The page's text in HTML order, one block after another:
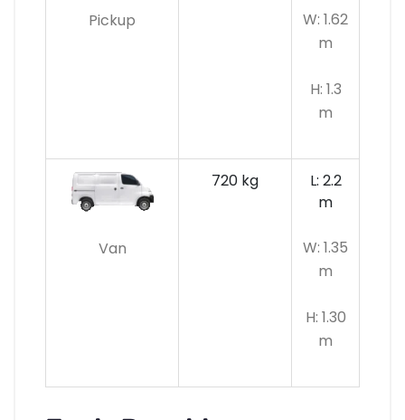
Pickup
W: 1.62
m
H: 1.3
m
Van
720 kg
L: 2.2
m
W: 1.35
m
H: 1.30
m